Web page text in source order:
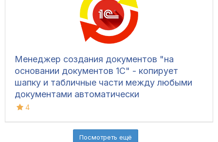
Менеджер создания документов "на
основании документов 1С" - копирует
шапку и табличные части между любыми
документами автоматически
4
Посмотреть ещё